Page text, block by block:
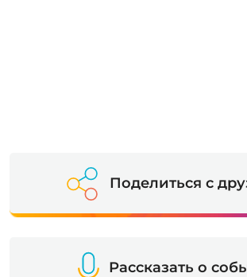
Поделиться с
Рассказать о